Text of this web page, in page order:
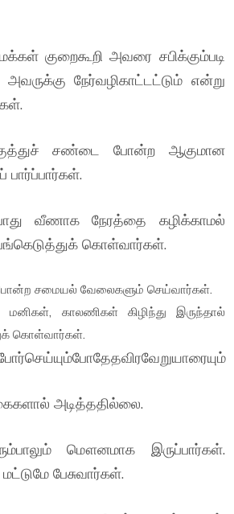
குறைகூறி அவரை சபிக்கும்படி
நேர்வழிகாட்டட்டும் என்று
சண்டை போன்ற ஆகுமான
வீணாக நேரத்தை கழிக்காமல்
கொள்வார்கள்.
போன்ற சமையல் வேலைகளும் செய்வார்கள்.
காலணிகள் கிழிந்து இருந்தால்
கொள்வார்கள்.
அடித்ததில்லை.
மௌனமாக இருப்பார்கள்.
பேசுவார்கள்.